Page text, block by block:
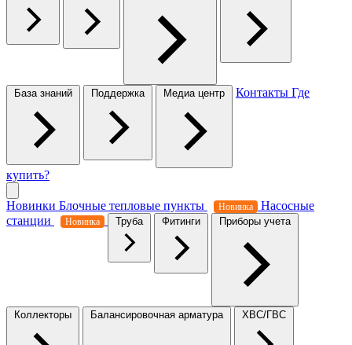
База знаний Поддержка Медиа центр Контакты Где
купить?
Новинки Блочные тепловые пункты Новинка
Насосные
станции
Новинка Труба Фитинги Приборы учета
Коллекторы Балансировочная арматура ХВС/ГВС